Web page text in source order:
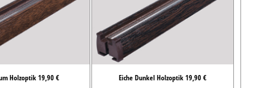
Holzoptik 19,90 € Eiche Dunkel Holzoptik 19,90 €